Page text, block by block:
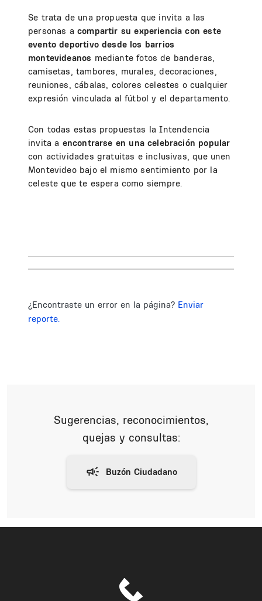
Se trata de una propuesta que invita a las
personas a compartir su experiencia con este
evento deportivo desde los barrios
montevideanos mediante fotos de banderas,
camisetas, tambores, murales, decoraciones,
reuniones, cábalas, colores celestes o cualquier
expresión vinculada al fútbol y el departamento.
Con todas estas propuestas la Intendencia
invita a encontrarse en una celebración popular
con actividades gratuitas e inclusivas, que unen
Montevideo bajo el mismo sentimiento por la
celeste que te espera como siempre.
¿Encontraste un error en la página? Enviar
reporte.
Sugerencias, reconocimientos,
quejas y consultas: